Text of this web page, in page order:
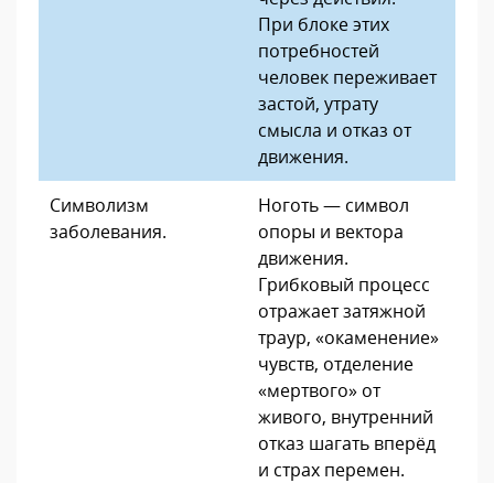
При блоке этих
потребностей
человек переживает
застой, утрату
смысла и отказ от
движения.
Символизм
заболевания.
Ноготь — символ
опоры и вектора
движения.
Грибковый процесс
отражает затяжной
траур, «окаменение»
чувств, отделение
«мертвого» от
живого, внутренний
отказ шагать вперёд
и страх перемен.